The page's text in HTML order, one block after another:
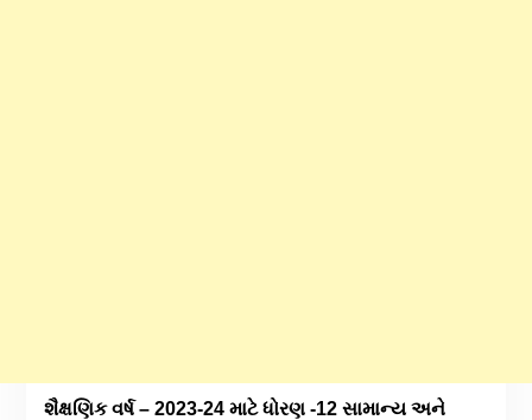
શૈક્ષણિક વર્ષ – 2023-24 માટે ધોરણ -12 સામાન્ય અને